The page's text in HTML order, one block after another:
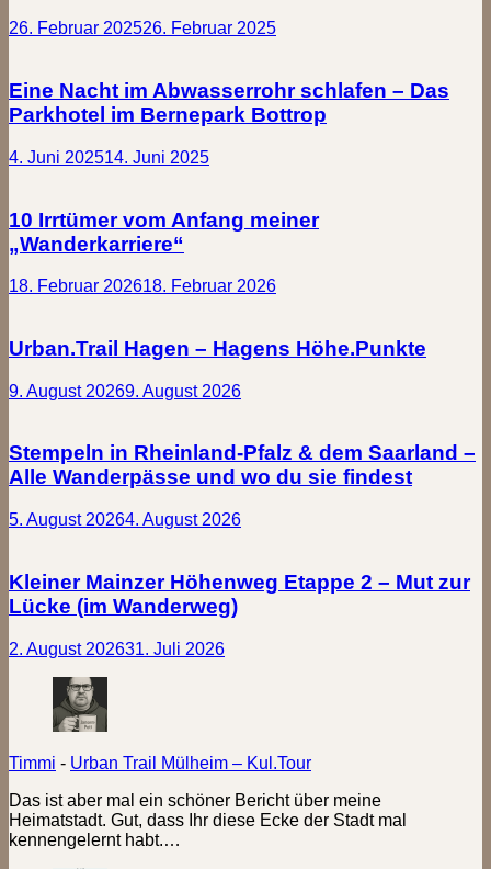
26. Februar 202526. Februar 2025
Eine Nacht im Abwasserrohr schlafen – Das
Parkhotel im Bernepark Bottrop
4. Juni 202514. Juni 2025
10 Irrtümer vom Anfang meiner
„Wanderkarriere“
18. Februar 202618. Februar 2026
Urban.Trail Hagen – Hagens Höhe.Punkte
9. August 20269. August 2026
Stempeln in Rheinland-Pfalz & dem Saarland –
Alle Wanderpässe und wo du sie findest
5. August 20264. August 2026
Kleiner Mainzer Höhenweg Etappe 2 – Mut zur
Lücke (im Wanderweg)
2. August 202631. Juli 2026
Timmi - Urban Trail Mülheim – Kul.Tour
Das ist aber mal ein schöner Bericht über meine
Heimatstadt. Gut, dass Ihr diese Ecke der Stadt mal
kennengelernt habt.…